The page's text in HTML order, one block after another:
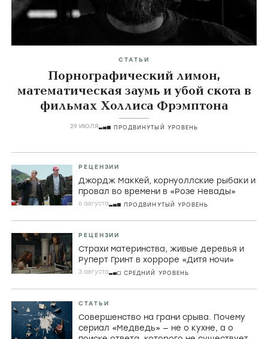
СТАТЬИ
Порнографический лимон,
математическая заумь и убой скота в
фильмах Холлиса Фрэмптона
29 ИЮЛЯ ПРОДВИНУТЫЙ УРОВЕНЬ
РЕЦЕНЗИИ
Джордж МакКей, корнуоллские рыбаки и
провал во времени в «Розе Невады»
6 августа ПРОДВИНУТЫЙ УРОВЕНЬ
РЕЦЕНЗИИ
Страхи материнства, живые деревья и
Руперт Гринт в хорроре «Дитя ночи»
3 августа СРЕДНИЙ УРОВЕНЬ
СТАТЬИ
Совершенство на грани срыва. Почему
сериал «Медведь» — не о кухне, а о